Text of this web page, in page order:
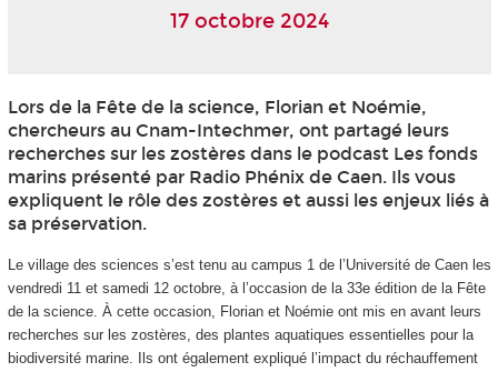
17 octobre 2024
Lors de la Fête de la science, Florian et Noémie,
chercheurs au Cnam-Intechmer, ont partagé leurs
recherches sur les zostères dans le podcast Les fonds
marins présenté par Radio Phénix de Caen. Ils vous
expliquent le rôle des zostères et aussi les enjeux liés à
sa préservation.
Le vil­lage des sciences s’est tenu au cam­pus 1 de l’Université de Caen les
ven­dredi 11 et samedi 12 octobre, à l’occasion de la 33e édi­tion de la Fête
de la science. À cette occasion, Florian et Noémie ont mis en avant leurs
recherches sur les zostères, des plantes aquatiques essentielles pour la
biodiversité marine. Ils ont également expliqué l’impact du réchauffement